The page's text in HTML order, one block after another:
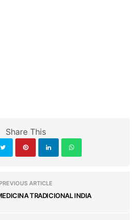
Share This
PREVIOUS ARTICLE
TRADICIONAL INDIA